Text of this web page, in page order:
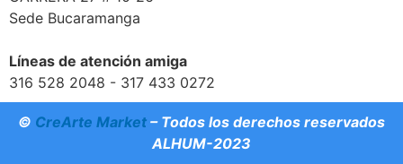
Sede Bucaramanga
Líneas de atención amiga
316 528 2048 - 317 433 0272
© CreArte Market – Todos los derechos reservados
ALHUM-2023